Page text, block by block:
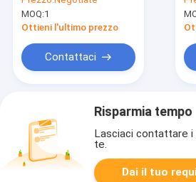
MOQ:1
Ottieni l'ultimo prezzo
Contattaci
Risparmia tempo
Lasciaci contattare
te.
Dai il tuo